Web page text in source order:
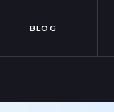
BLOG